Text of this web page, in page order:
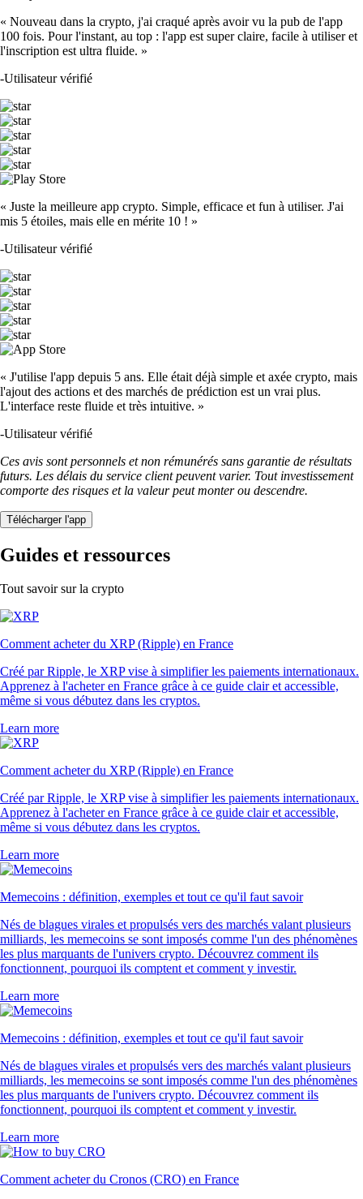
« Nouveau dans la crypto, j'ai craqué après avoir vu la pub de l'app
100 fois. Pour l'instant, au top : l'app est super claire, facile à utiliser et
l'inscription est ultra fluide. »
-Utilisateur vérifié
« Juste la meilleure app crypto. Simple, efficace et fun à utiliser. J'ai
mis 5 étoiles, mais elle en mérite 10 ! »
-Utilisateur vérifié
« J'utilise l'app depuis 5 ans. Elle était déjà simple et axée crypto, mais
l'ajout des actions et des marchés de prédiction est un vrai plus.
L'interface reste fluide et très intuitive. »
-Utilisateur vérifié
Ces avis sont personnels et non rémunérés sans garantie de résultats
futurs. Les délais du service client peuvent varier. Tout investissement
comporte des risques et la valeur peut monter ou descendre.
Télécharger l'app
Guides et ressources
Tout savoir sur la crypto
Comment acheter du XRP (Ripple) en France
Créé par Ripple, le XRP vise à simplifier les paiements internationaux.
Apprenez à l'acheter en France grâce à ce guide clair et accessible,
même si vous débutez dans les cryptos.
Learn more
Comment acheter du XRP (Ripple) en France
Créé par Ripple, le XRP vise à simplifier les paiements internationaux.
Apprenez à l'acheter en France grâce à ce guide clair et accessible,
même si vous débutez dans les cryptos.
Learn more
Memecoins : définition, exemples et tout ce qu'il faut savoir
Nés de blagues virales et propulsés vers des marchés valant plusieurs
milliards, les memecoins se sont imposés comme l'un des phénomènes
les plus marquants de l'univers crypto. Découvrez comment ils
fonctionnent, pourquoi ils comptent et comment y investir.
Learn more
Memecoins : définition, exemples et tout ce qu'il faut savoir
Nés de blagues virales et propulsés vers des marchés valant plusieurs
milliards, les memecoins se sont imposés comme l'un des phénomènes
les plus marquants de l'univers crypto. Découvrez comment ils
fonctionnent, pourquoi ils comptent et comment y investir.
Learn more
Comment acheter du Cronos (CRO) en France